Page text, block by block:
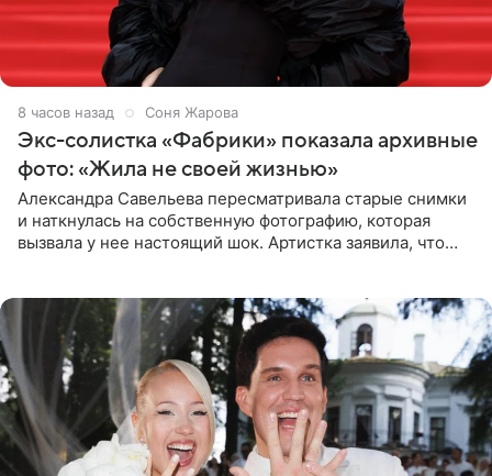
8 часов назад Соня Жарова
Экс-солистка «Фабрики» показала архивные
фото: «Жила не своей жизнью»
Александра Савельева пересматривала старые снимки
и наткнулась на собственную фотографию, которая
вызвала у нее настоящий шок. Артистка заявила, что